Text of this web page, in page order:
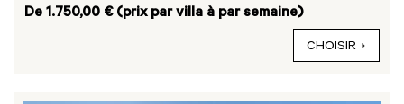
De 1.750,00 € (prix par villa à par semaine)
CHOISIR